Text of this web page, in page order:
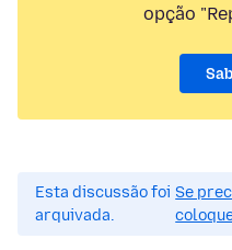
opção
Esta discussão foi
arquivada.
Se